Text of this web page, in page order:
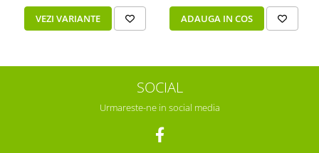
VEZI VARIANTE ADAUGA IN COS
SOCIAL
Urmareste-ne in social media